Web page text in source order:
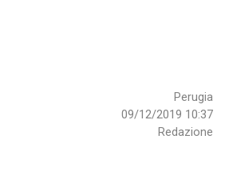
Perugia
09/12/2019 10:37
Redazione